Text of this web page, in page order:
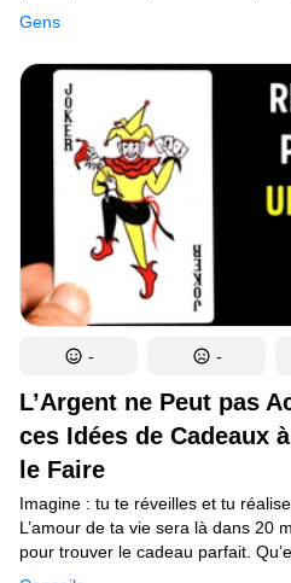
Gens
simplement à travers des
la rue. Si certains hésitent encore
de temps, un grand nombre ont
dans le moule. Comme les
montrent aujourd’hui avec fierté à
à l’exercice physique leur a été
L’Argent ne Peut pas
ces Idées de Cadeaux
le Faire
Imagine : tu te réveilles et tu
L’amour de ta vie sera là dans 20
pour trouver le cadeau parfait.
Eh bien, tu peux passer 10
- -